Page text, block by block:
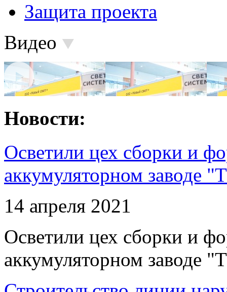
Защита проекта
Видео
Новости:
Осветили цех сборки и
аккумуляторном заводе
14 апреля 2021
Осветили цех сборки и
аккумуляторном заводе